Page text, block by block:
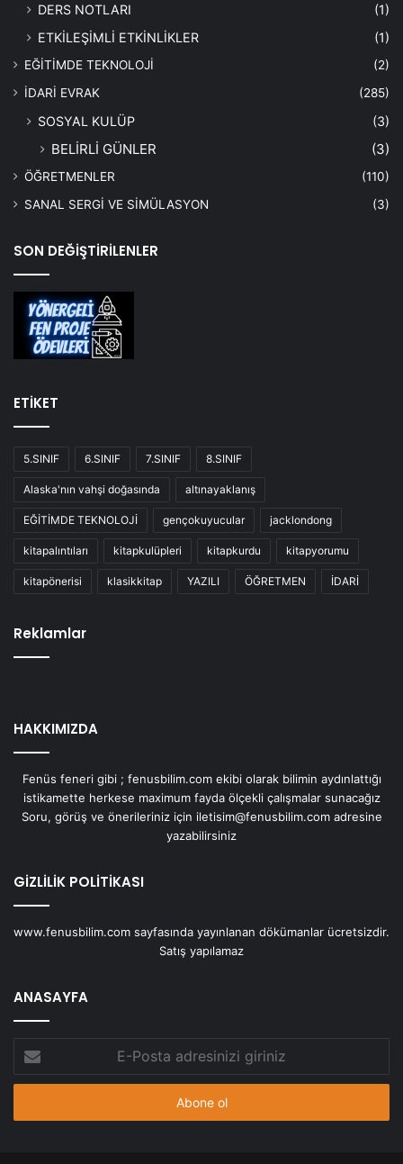
DERS NOTLARI
(1)
ETKİLEŞİMLİ ETKİNLİKLER
(1)
EĞİTİMDE TEKNOLOJİ
(2)
İDARİ EVRAK
(285)
SOSYAL KULÜP (3)
BELİRLİ GÜNLER (3)
ÖĞRETMENLER
(110)
SANAL SERGİ VE SİMÜLASYON
(3)
SON DEĞİŞTİRİLENLER
ETİKET
5.SINIF 6.SINIF 7.SINIF 8.SINIF
Alaska'nın vahşi doğasında altınayaklanış
EĞİTİMDE TEKNOLOJİ gençokuyucular jacklondong
kitapalıntıları kitapkulüpleri kitapkurdu kitapyorumu
kitapönerisi klasikkitap YAZILI ÖĞRETMEN İDARİ
Reklamlar
HAKKIMIZDA
Fenüs feneri gibi ; fenusbilim.com ekibi olarak bilimin aydınlattığı
istikamette herkese maximum fayda ölçekli çalışmalar sunacağız
Soru, görüş ve önerileriniz için iletisim@fenusbilim.com adresine
yazabilirsiniz
GİZLİLİK POLİTİKASI
www.fenusbilim.com sayfasında yayınlanan dökümanlar ücretsizdir.
Satış yapılamaz
ANASAYFA
Posta
adresinizi